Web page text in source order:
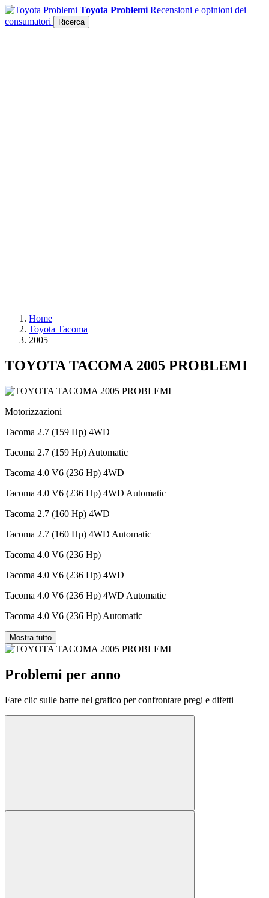
Toyota Problemi Recensioni e opinioni dei
consumatori
Ricerca
Home
Toyota Tacoma
2005
TOYOTA TACOMA 2005 PROBLEMI
Motorizzazioni
Tacoma 2.7 (159 Hp) 4WD
Tacoma 2.7 (159 Hp) Automatic
Tacoma 4.0 V6 (236 Hp) 4WD
Tacoma 4.0 V6 (236 Hp) 4WD Automatic
Tacoma 2.7 (160 Hp) 4WD
Tacoma 2.7 (160 Hp) 4WD Automatic
Tacoma 4.0 V6 (236 Hp)
Tacoma 4.0 V6 (236 Hp) 4WD
Tacoma 4.0 V6 (236 Hp) 4WD Automatic
Tacoma 4.0 V6 (236 Hp) Automatic
Mostra tutto
Problemi per anno
Fare clic sulle barre nel grafico per confrontare pregi e difetti